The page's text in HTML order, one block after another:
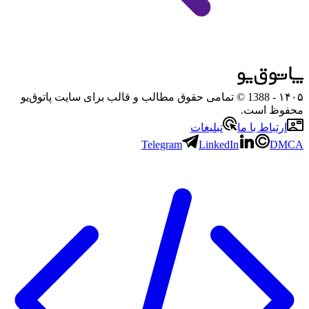
۱۴۰۵
- 1388 © تمامی حقوق مطالب و قالب برای سایت پاتوق‌یو
محفوظ است.
ارتباط با ما
تبلیغات
Telegram
LinkedIn DMCA